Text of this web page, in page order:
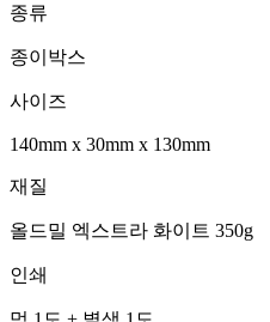
종류
종이박스
사이즈
140mm x 30mm x 130mm
재질
올드밀 엑스트라 화이트 350g
인쇄